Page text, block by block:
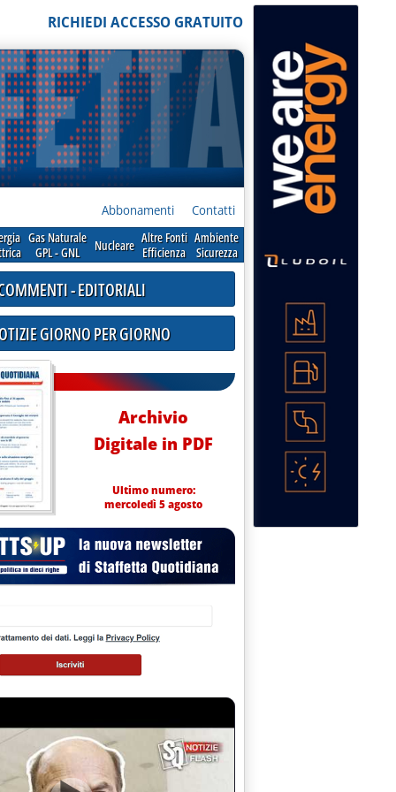
RICHIEDI ACCESSO GRATUITO
Abbonamenti Contatti
Gas Naturale
GPL - GNL
Nucleare Altre Fonti
Efficienza
Ambiente
Sicurezza
USA: L'ISAB RADDOPPIA I RITIRI'
- EDITORIALI
GIORNO PER GIORNO
Archivio
Digitale in PDF
Ultimo numero:
mercoledì 5 agosto